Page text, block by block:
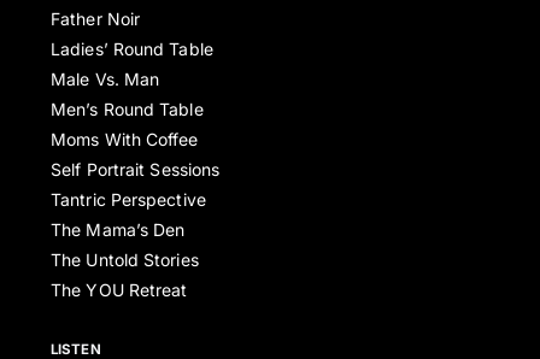
Father Noir
Ladies’ Round Table
Male Vs. Man
Men’s Round Table
Moms With Coffee
Self Portrait Sessions
Tantric Perspective
The Mama’s Den
The Untold Stories
The YOU Retreat
LISTEN